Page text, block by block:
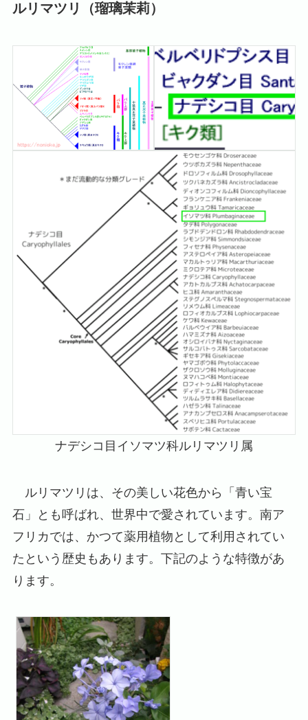
ルリマツリ（瑠璃茉莉）
ナデシコ目イソマツ科ルリマツリ属
ルリマツリは、その美しい花色から「青い宝
石」とも呼ばれ、世界中で愛されています。南ア
フリカでは、かつて薬用植物として利用されてい
たという歴史もあります。下記のような特徴があ
ります。